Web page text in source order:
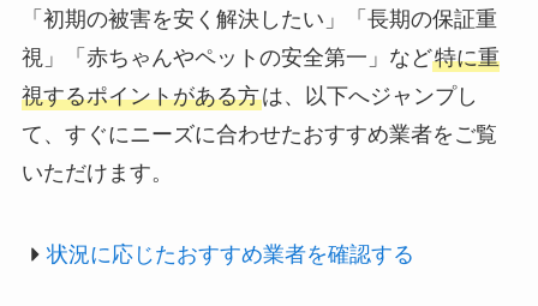
「初期の被害を安く解決したい」「長期の保証重
視」「赤ちゃんやペットの安全第一」など特に重
視するポイントがある方は、以下へジャンプし
て、すぐにニーズに合わせたおすすめ業者をご覧
いただけます。
状況に応じたおすすめ業者を確認する